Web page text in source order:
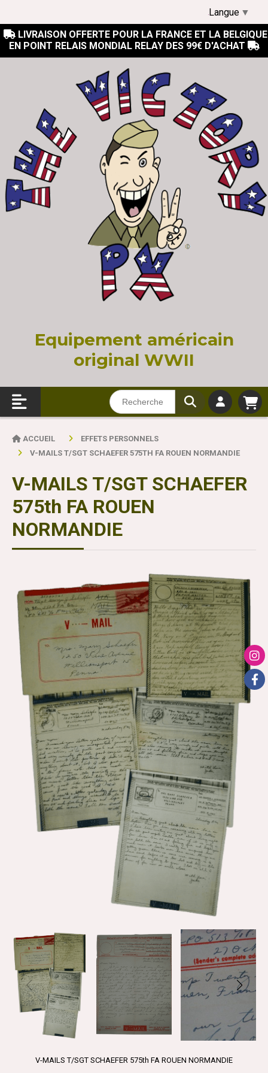
 LIVRAISON OFFERTE POUR LA FRANCE ET LA BELGIQUE
EN POINT RELAIS MONDIAL RELAY DES 99€ D'ACHAT 
Equipement américain
original WWII
ACCUEIL
EFFETS PERSONNELS
V-MAILS T/SGT SCHAEFER 575TH FA ROUEN NORMANDIE
V-MAILS T/SGT SCHAEFER
575th FA ROUEN
NORMANDIE
V-MAILS T/SGT SCHAEFER 575th FA ROUEN NORMANDIE
Langue ▼